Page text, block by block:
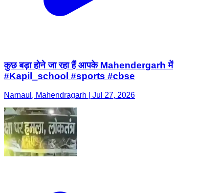
कुछ बड़ा होने जा रहा हैं आपके Mahendergarh में
#Kapil_school #sports #cbse
Narnaul, Mahendragarh | Jul 27, 2026